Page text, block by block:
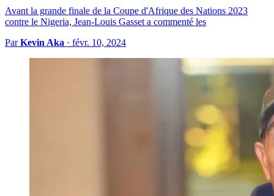
Avant la grande finale de la Coupe d'Afrique des Nations 2023
contre le Nigeria, Jean-Louis Gasset a commenté les
ParKevin Aka · févr. 10, 2024